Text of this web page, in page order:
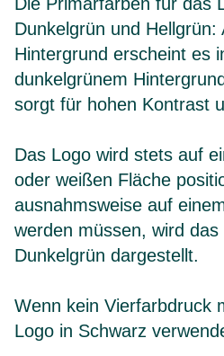
Dunkelgrün und Hellgrün:
Hintergrund erscheint es
dunkelgrünem
sorgt für hohen Kontrast
Das Logo wird stets auf
oder weißen Fläche
ausnahmsweise auf
werden müssen, wird
Dunkelgrün dargestellt.
Wenn kein Vierfarbdruck
Logo in Schwarz